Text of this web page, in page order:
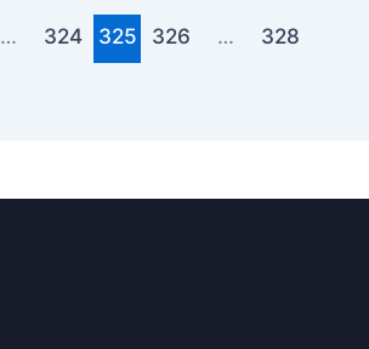
… 324 325 326 … 328